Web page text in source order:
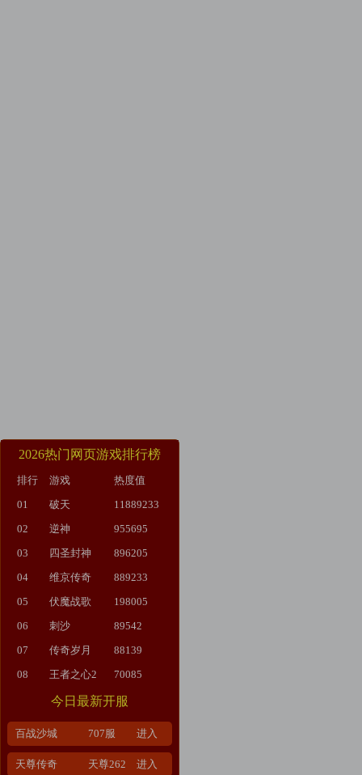
2026热门网页游戏排行榜
排行 游戏
热度值
01
破天
11889233
02
逆神
955695
03
四圣封神
896205
04
维京传奇
889233
05
伏魔战歌
198005
06
刺沙
89542
07
传奇岁月
88139
08
王者之心2 70085
今日最新开服
百战沙城 707服 进入
天尊传奇
天尊262
进入